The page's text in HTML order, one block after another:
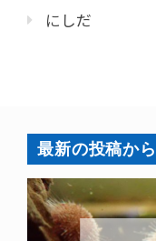
にしだ
最新の投稿から